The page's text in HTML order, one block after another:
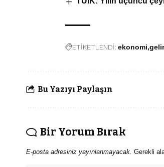
ETİKETLENDİ:ekonomi gelir
Bu Yazıyı Paylaşın
Bir Yorum Bırak
E-posta adresiniz yayınlanmayacak. Gerekli